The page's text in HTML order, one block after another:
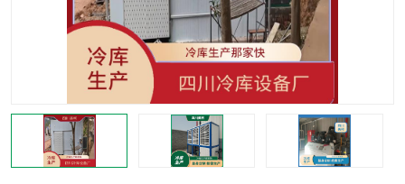
乐山冻库,乐山保鲜冷库 自贡冻库组装
雅安冷库,雅安冻库 攀枝花冻库
冻库安装，小型冻库造价
内江冷库，内江冻库 宜宾冷库，宜宾冻库设备